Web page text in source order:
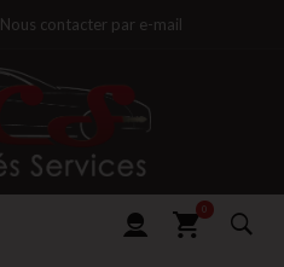
Nous contacter par e-mail
0